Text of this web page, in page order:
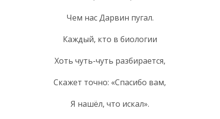
Чем нас Дарвин пугал.
Каждый, кто в биологии
Хоть чуть-чуть разбирается,
Скажет точно: «Спасибо вам,
Я нашёл, что искал».